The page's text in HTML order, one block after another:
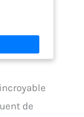
finale de
cm.
en ABS de
sont
Assurez-
de fond.
parfait
de